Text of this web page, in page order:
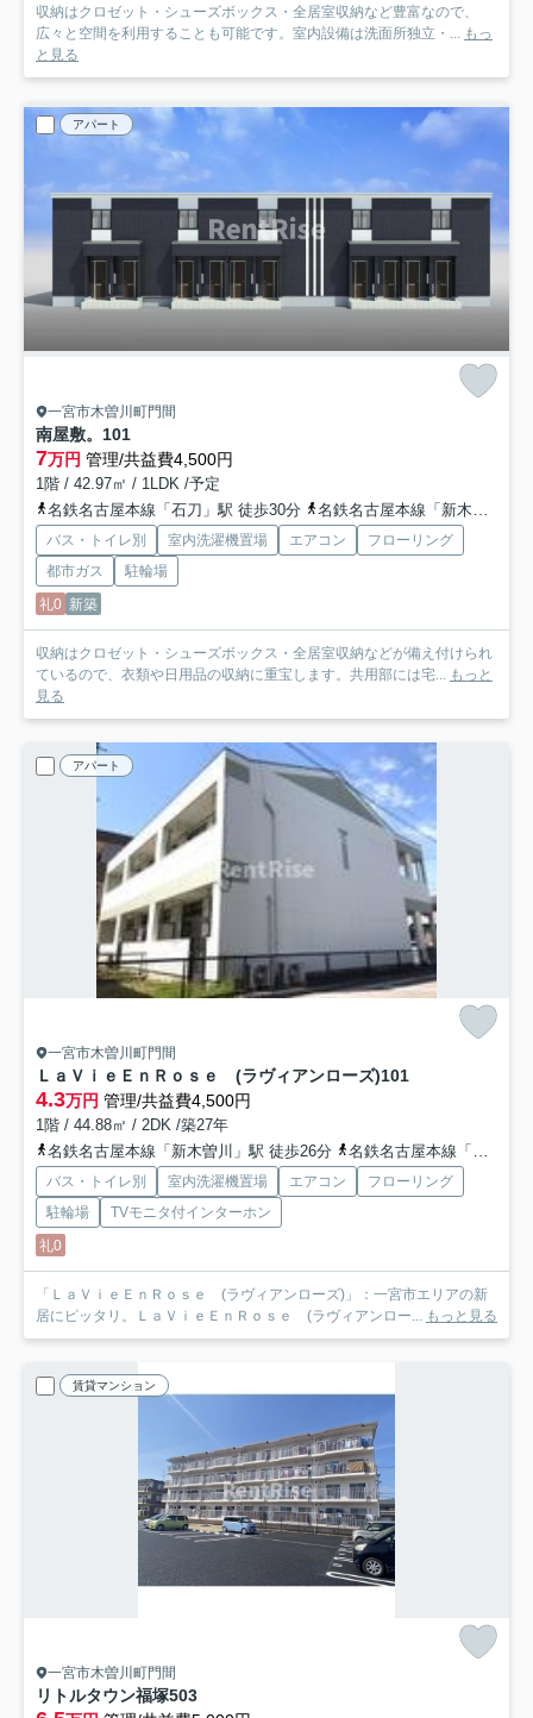
収納はクロゼット・シューズボックス・全居室収納など豊富なので、
広々と空間を利用することも可能です。室内設備は洗面所独立・... もっ
と見る
アパート
一宮市木曽川町門間
南屋敷。 101
7万円 管理/共益費4,500円
1階 / 42.97㎡ / 1LDK /予定
名鉄名古屋本線「石刀」駅 徒歩30分
名鉄名古屋本線「新木曽川」駅 徒歩24分
バス・トイレ別 室内洗濯機置場 エアコン
フローリング
都市ガス
駐輪場
礼0 新築
収納はクロゼット・シューズボックス・全居室収納などが備え付けられ
ているので、衣類や日用品の収納に重宝します。共用部には宅... もっと
見る
アパート
一宮市木曽川町門間
ＬａＶｉｅＥｎＲｏｓｅ (ラヴィアンローズ)101
4.3万円 管理/共益費4,500円
1階 / 44.88㎡ / 2DK /築27年
名鉄名古屋本線「新木曽川」駅 徒歩26分
名鉄名古屋本線「石刀」駅 徒歩24分
バス・トイレ別 室内洗濯機置場 エアコン
フローリング
駐輪場
TVモニタ付インターホン
礼0
「ＬａＶｉｅＥｎＲｏｓｅ (ラヴィアンローズ)」：一宮市エリアの新
居にピッタリ。ＬａＶｉｅＥｎＲｏｓｅ (ラヴィアンロー... もっと見る
賃貸マンション
一宮市木曽川町門間
リトルタウン福塚503